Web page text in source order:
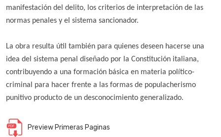
manifestación del delito, los criterios de interpretación de las
normas penales y el sistema sancionador.
La obra resulta útil también para quienes deseen hacerse una
idea del sistema penal diseñado por la Constitución italiana,
contribuyendo a una formación básica en materia político-
criminal para hacer frente a las formas de populacherismo
punitivo producto de un desconocimiento generalizado.
Preview Primeras Paginas